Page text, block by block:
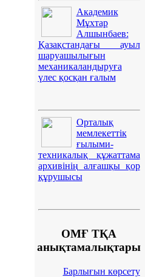
Академик
Мұхтар
Алшынбаев:
Қазақстандағы ауыл
шаруашылығын
механикаландыруға
үлес қосқан ғалым
Орталық
мемлекеттік
ғылыми-
техникалық құжаттама
архивінің алғашқы қор
құрушысы
ОМҒ ТҚА
анықтамалықтары
Барлығын көрсету